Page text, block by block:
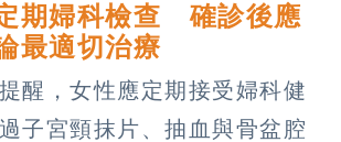
期婦科檢查 確診後應
最適切治療
醒，女性應定期接受婦科健
子宮頸抹片、抽血與骨盆腔